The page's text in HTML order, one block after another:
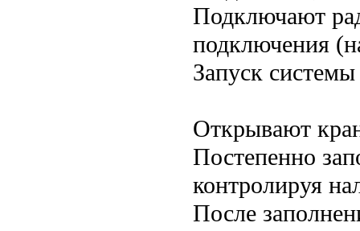
Подключают
подключения
Запуск
Открывают
Постепенно
контролируя
После